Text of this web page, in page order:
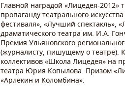
Главной наградой «Лицедея-2012»
пропаганду театрального
фестиваля», «Лучший спектакль»,
драматического театра им. И.А.
Премия Ульяновского
(журналисту, пишущему о театре).
коллективов «Школа Лицедея» на
театра Юрия Копылова. Призом
«Арлекин и Коломбина».